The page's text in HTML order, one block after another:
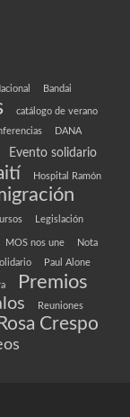
Bandai
catálogo de verano
DANA
Evento solidario
Hospital Ramón
Legislación
MOS nos une
Nota
Paul Alone
Premios
Reuniones
Crespo